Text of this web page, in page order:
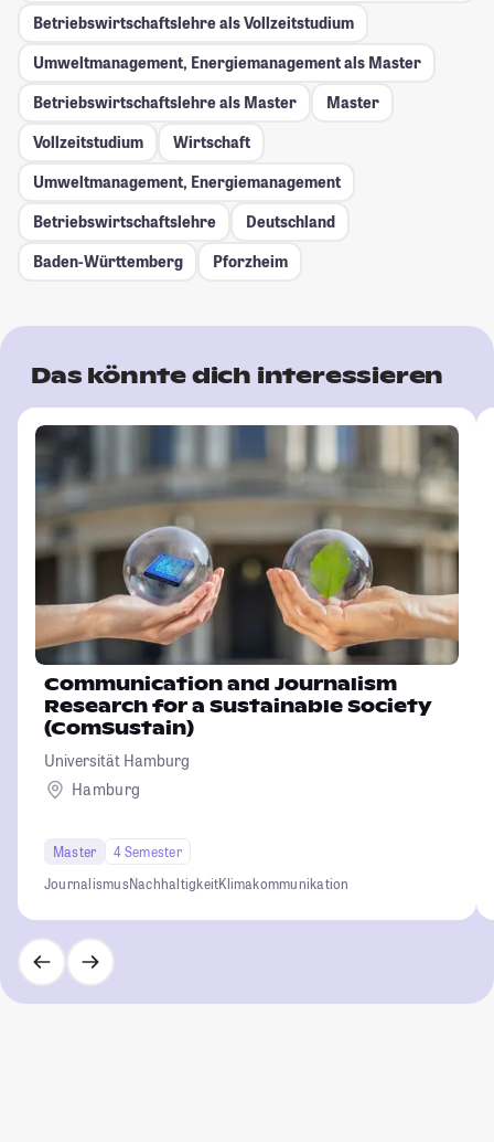
Betriebswirtschaftslehre als Vollzeitstudium
Umweltmanagement, Energiemanagement als Master
Betriebswirtschaftslehre als Master
Master
Vollzeitstudium
Wirtschaft
Umweltmanagement, Energiemanagement
Betriebswirtschaftslehre
Deutschland
Baden-Württemberg
Pforzheim
Das könnte dich interessieren
Communication and Journalism
Research for a Sustainable Society
(ComSustain)
Universität Hamburg
Hamburg
Master
4 Semester
JournalismusNachhaltigkeitKlimakommunikation